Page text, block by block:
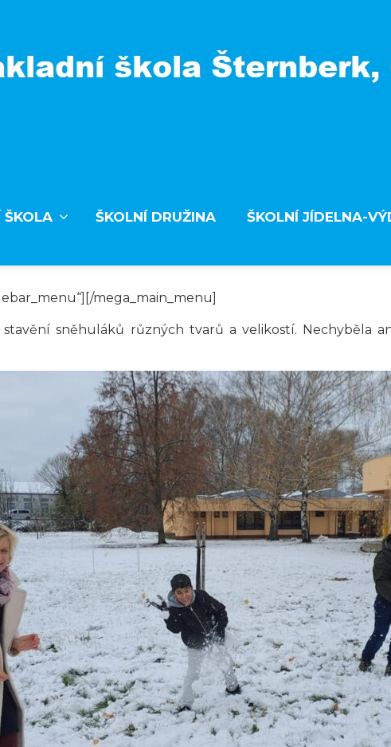
ŠKOLA ŠKOLNÍ DRUŽINA ŠKOLNÍ JÍDELNA-
mega_main_menu]
sněhuláků různých tvarů a velikostí. Nechyběla